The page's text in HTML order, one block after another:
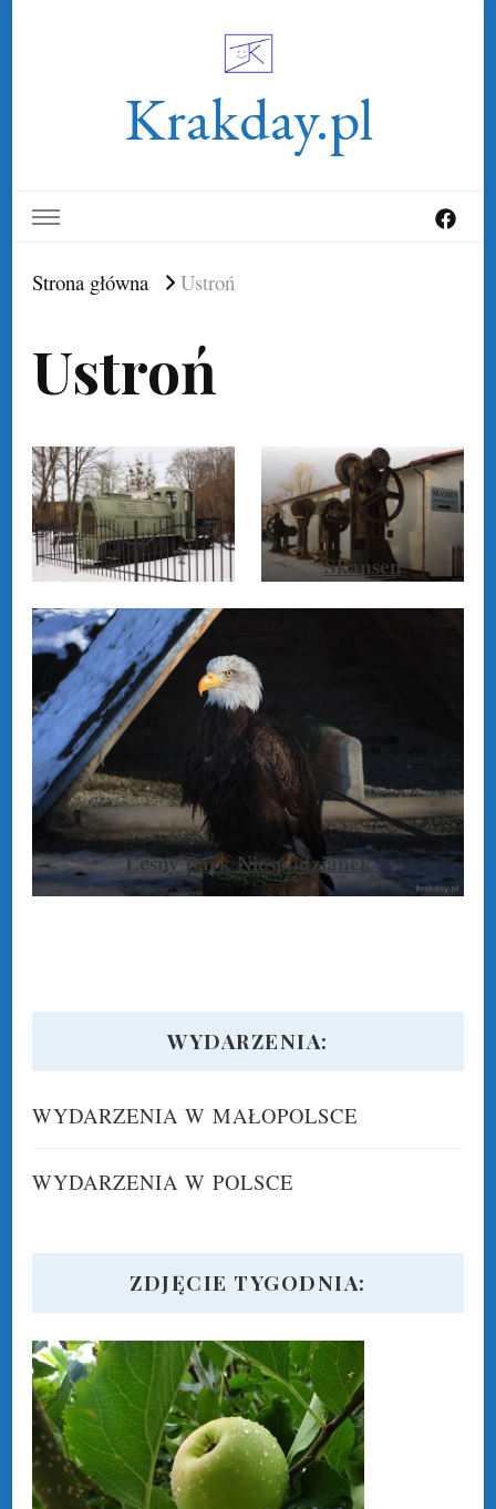
Krakday.pl
Strona główna Ustroń
Ustroń
Skansen
przemysłowo-
Leśny Park Niespodzianek
WYDARZENIA:
WYDARZENIA W MAŁOPOLSCE
WYDARZENIA W POLSCE
ZDJĘCIE TYGODNIA: